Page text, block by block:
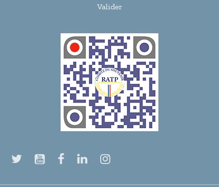
Valider